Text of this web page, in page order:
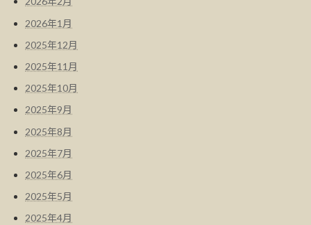
2026年1月
2025年12月
2025年11月
2025年10月
2025年9月
2025年8月
2025年7月
2025年6月
2025年5月
2025年4月